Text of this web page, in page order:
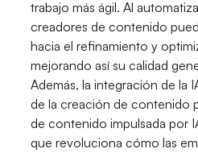
trabajo más ágil. Al
creadores de contenido
hacia el refinamiento y
mejorando así su calidad
Además, la integración de la
de la creación de contenido
de contenido impulsada por
que revoluciona cómo las